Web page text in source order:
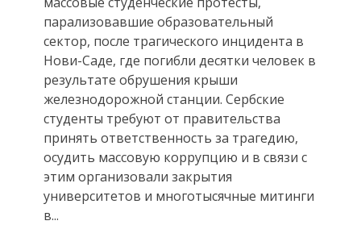
парализовавшие образовательный
сектор, после трагического инцидента в
Нови-Саде, где погибли десятки человек в
результате обрушения крыши
железнодорожной станции. Сербские
студенты требуют от правительства
принять ответственность за трагедию,
осудить массовую коррупцию и в связи с
этим организовали закрытия
университетов и многотысячные митинги
в...